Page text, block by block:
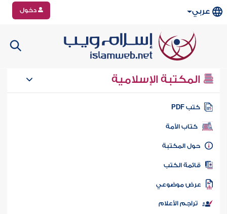
عربي دخول
المكتبة الإسلامية
كتب PDF
كتاب الأمة
المكتبة
الكتب
موضوعي